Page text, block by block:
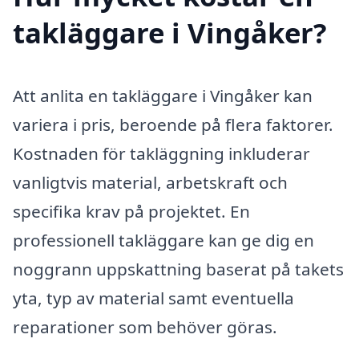
takläggare i Vingåker?
Att anlita en takläggare i Vingåker kan
variera i pris, beroende på flera faktorer.
Kostnaden för takläggning inkluderar
vanligtvis material, arbetskraft och
specifika krav på projektet. En
professionell takläggare kan ge dig en
noggrann uppskattning baserat på takets
yta, typ av material samt eventuella
reparationer som behöver göras.